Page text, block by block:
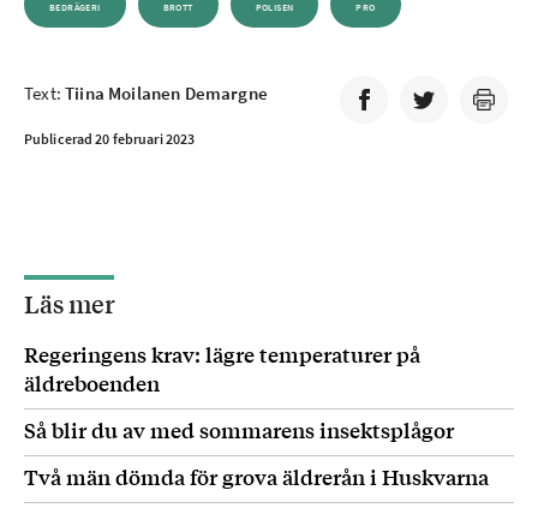
BEDRÄGERI BROTT POLISEN PRO
Text:Tiina Moilanen Demargne
Publicerad 20 februari 2023
Läs mer
Regeringens krav: lägre temperaturer på
äldreboenden
Så blir du av med sommarens insektsplågor
Två män dömda för grova äldrerån i Huskvarna